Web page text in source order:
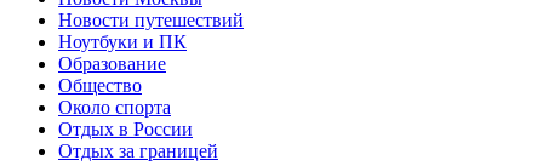
Новости путешествий
Ноутбуки и ПК
Образование
Общество
Около спорта
Отдых в России
Отдых за границей